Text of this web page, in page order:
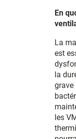
En
La
est
la
grave
les